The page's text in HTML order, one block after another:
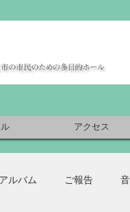
アクセス
アルバム ご報告